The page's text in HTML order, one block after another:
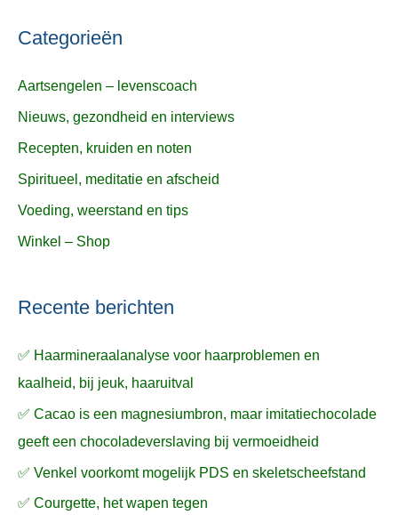
Categorieën
Aartsengelen – levenscoach
Nieuws, gezondheid en interviews
Recepten, kruiden en noten
Spiritueel, meditatie en afscheid
Voeding, weerstand en tips
Winkel – Shop
Recente berichten
✅ Haarmineraalanalyse voor haarproblemen en
kaalheid, bij jeuk, haaruitval
✅ Cacao is een magnesiumbron, maar imitatiechocolade
geeft een chocoladeverslaving bij vermoeidheid
✅ Venkel voorkomt mogelijk PDS en skeletscheefstand
✅ Courgette, het wapen tegen